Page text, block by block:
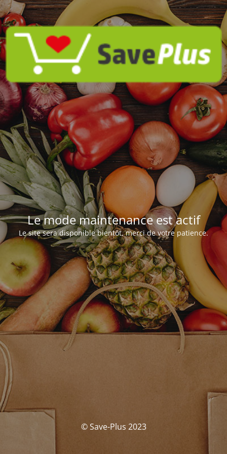
Le mode maintenance est actif
Le site sera disponible bientôt, merci de votre patience.
© Save-Plus 2023